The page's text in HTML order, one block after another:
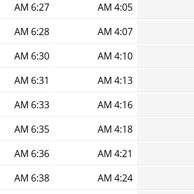
4:05 AM
6:27 AM
4:07 AM
6:28 AM
4:10 AM
6:30 AM
4:13 AM
6:31 AM
4:16 AM
6:33 AM
4:18 AM
6:35 AM
4:21 AM
6:36 AM
4:24 AM
6:38 AM